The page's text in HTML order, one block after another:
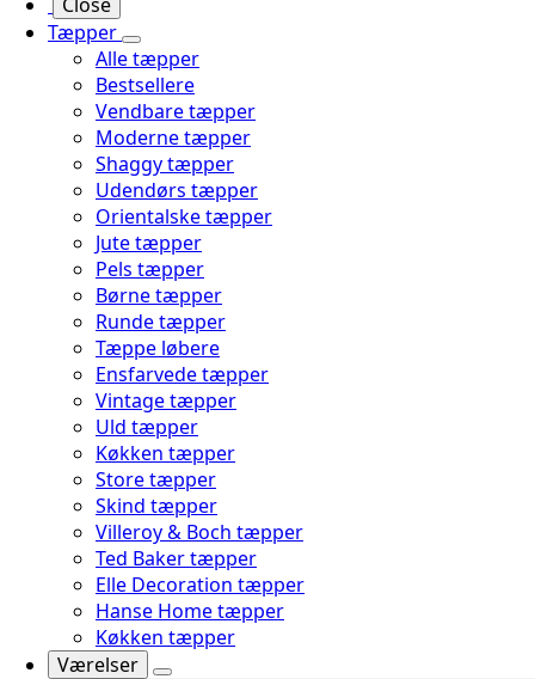
Tæpper
Alle tæpper
Bestsellere
Vendbare tæpper
Moderne tæpper
Shaggy tæpper
Udendørs tæpper
Orientalske tæpper
Jute tæpper
Pels tæpper
Børne tæpper
Runde tæpper
Tæppe løbere
Ensfarvede tæpper
Vintage tæpper
Uld tæpper
Køkken tæpper
Store tæpper
Skind tæpper
Villeroy & Boch tæpper
Ted Baker tæpper
Elle Decoration tæpper
Hanse Home tæpper
Køkken tæpper
Værelser